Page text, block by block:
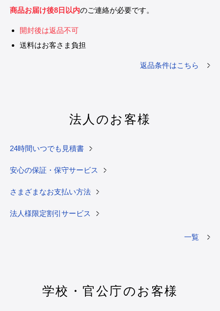
商品お届け後8日以内のご連絡が必要です。
開封後は返品不可
送料はお客さま負担
返品条件はこちら
法人のお客様
24時間いつでも見積書
安心の保証・保守サービス
さまざまなお支払い方法
法人様限定割引サービス
一覧
学校・官公庁のお客様